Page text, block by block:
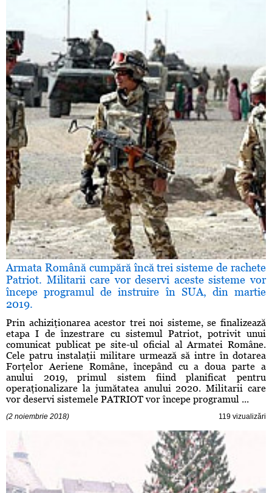
Armata Română cumpără încă trei sisteme de rachete
Patriot. Militarii care vor deservi aceste sisteme vor
începe programul de instruire în SUA, din martie
2019.
Prin achiziţionarea acestor trei noi sisteme, se finalizează
etapa I de înzestrare cu sistemul Patriot, potrivit unui
comunicat publicat pe site-ul oficial al Armatei Române.
Cele patru instalaţii militare urmează să intre în dotarea
Forţelor Aeriene Române, începând cu a doua parte a
anului 2019, primul sistem fiind planificat pentru
operaţionalizare la jumătatea anului 2020. Militarii care
vor deservi sistemele PATRIOT vor începe programul ...
(2 noiembrie 2018) 119 vizualizări